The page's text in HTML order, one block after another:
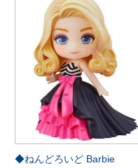
◆ねんどろいど Barbie